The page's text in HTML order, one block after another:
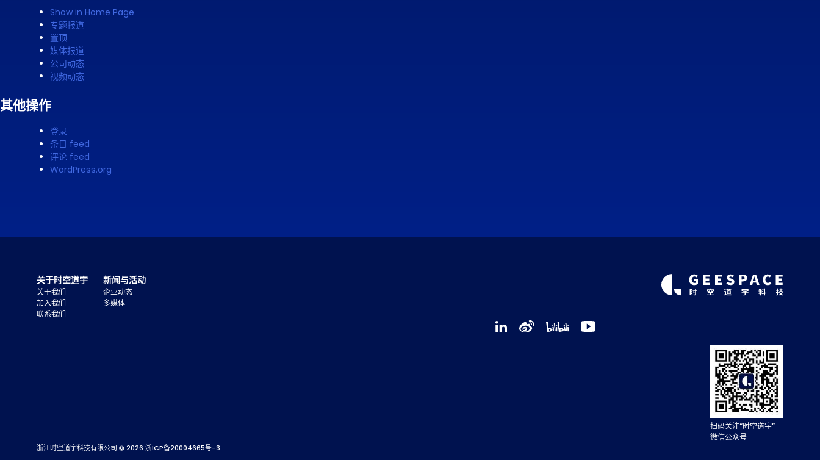
Show in Home Page
专题报道
置顶
媒体报道
公司动态
视频动态
其他操作
登录
条目 feed
评论 feed
WordPress.org
关于时空道宇
关于我们
加入我们
联系我们
新闻与活动
企业动态
多媒体
扫码关注“时空道宇”
微信公众号
浙江时空道宇科技有限公司 ©2026 浙ICP备20004665号-3